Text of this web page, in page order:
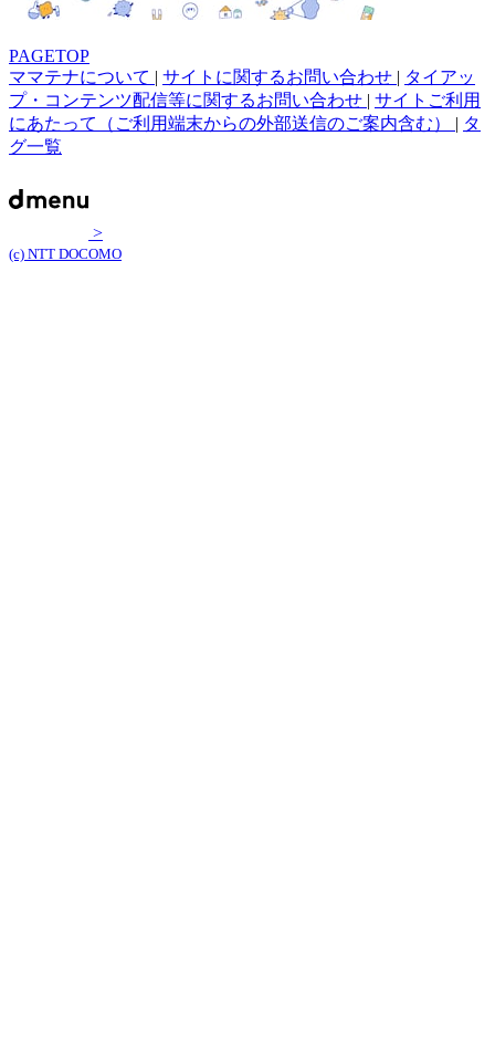
PAGETOP
ママテナについて | サイトに関するお問い合わせ | タイアッ
プ・コンテンツ配信等に関するお問い合わせ | サイトご利用
にあたって（ご利用端末からの外部送信のご案内含む） | タ
グ一覧
>
(c) NTT DOCOMO